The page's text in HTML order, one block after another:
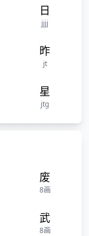
日
jjjj
昨
jt
星
jtg
废
8画
武
8画